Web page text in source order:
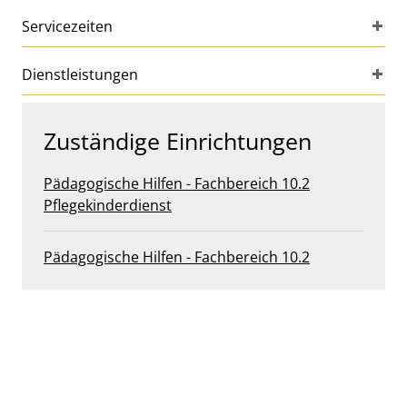
Servicezeiten
Dienstleistungen
Zuständige Einrichtungen
Pädagogische Hilfen - Fachbereich 10.2
Pflegekinderdienst
Pädagogische Hilfen - Fachbereich 10.2